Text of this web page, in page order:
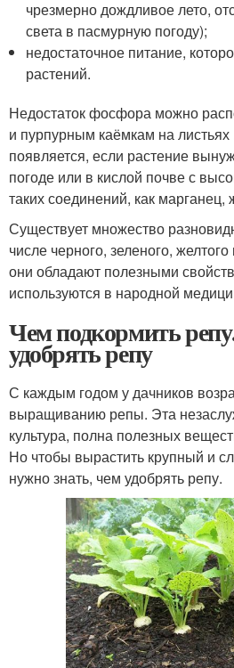
чрезмерно дождливое лето,
света в пасмурную погоду);
недостаточное питание,
растений.
Недостаток фосфора можно
и пурпурным каёмкам на
появляется, если растение
погоде или в кислой почве с
таких соединений, как
Существует множество
числе черного, зеленого,
они обладают полезными
используются в народной
Чем подкормить
удобрять репу
С каждым годом у дачников
выращиванию репы. Эта
культура, полна полезных
Но чтобы вырастить крупный и
нужно знать, чем удобрять репу.